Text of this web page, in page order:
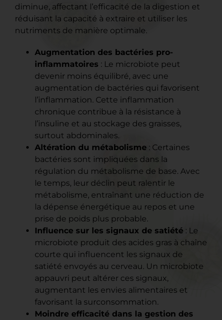
diminue, affectant l’efficacité de la digestion et
réduisant la capacité à extraire et utiliser les
nutriments de manière optimale.
Augmentation des bactéries pro-
inflammatoires : Le microbiote peut
devenir moins équilibré, avec une
augmentation de bactéries qui favorisent
l’inflammation. Cette inflammation
chronique contribue à la résistance à
l’insuline et au stockage des graisses,
surtout abdominales.
Altération du métabolisme : Certaines
bactéries sont impliquées dans la
régulation du métabolisme de base. Avec
le temps, leur déclin peut ralentir le
métabolisme, entraînant une réduction de
la dépense énergétique au repos et une
prise de poids plus probable.
Influence sur les signaux de satiété : Le
microbiote produit des acides gras à chaîne
courte qui influencent les signaux de
satiété envoyés au cerveau. Un microbiote
appauvri peut altérer ces signaux,
augmentant les envies alimentaires et
favorisant la surconsommation.
Moindre efficacité dans la gestion des